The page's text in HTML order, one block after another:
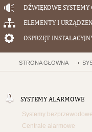
DŹWIĘKOWE SYSTEMY
ELEMENTY I
OSPRZĘT
STRONA GŁÓWNA
SYSTEMY ALARMOWE
Systemy bezprzewodowe
Centrale alarmowe